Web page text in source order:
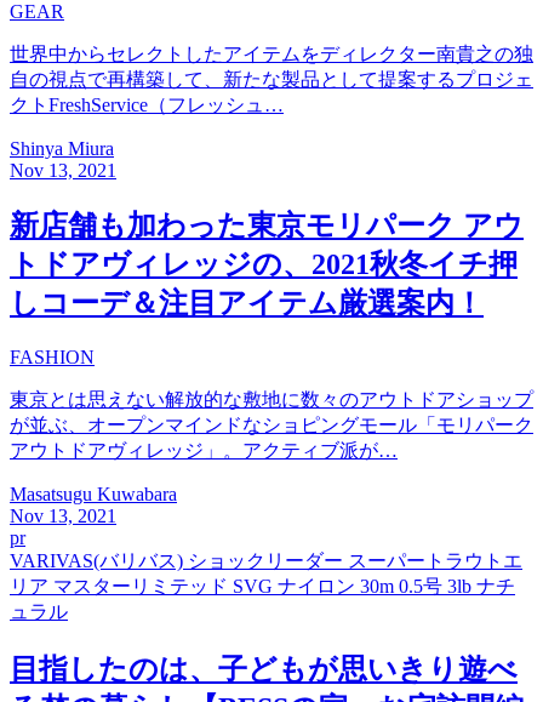
GEAR
世界中からセレクトしたアイテムをディレクター南貴之の独
自の視点で再構築して、新たな製品として提案するプロジェ
クトFreshService（フレッシュ…
Shinya Miura
Nov 13, 2021
新店舗も加わった東京モリパーク アウ
トドアヴィレッジの、2021秋冬イチ押
しコーデ＆注目アイテム厳選案内！
FASHION
東京とは思えない解放的な敷地に数々のアウトドアショップ
が並ぶ、オープンマインドなショピングモール「モリパーク
アウトドアヴィレッジ」。アクティブ派が…
Masatsugu Kuwabara
Nov 13, 2021
pr
VARIVAS(バリバス) ショックリーダー スーパートラウトエ
リア マスターリミテッド SVG ナイロン 30m 0.5号 3lb ナチ
ュラル
目指したのは、子どもが思いきり遊べ